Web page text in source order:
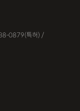
0879(특허) /